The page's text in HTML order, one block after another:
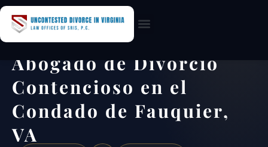
Abogado de Divorcio
Contencioso en el
Condado de Fauquier,
VA